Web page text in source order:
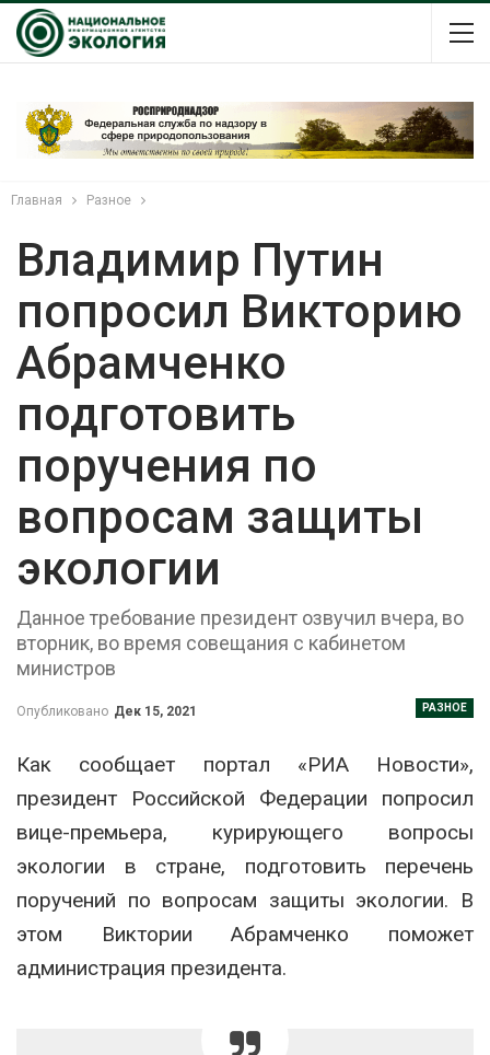
Главная Разное
Владимир Путин
попросил Викторию
Абрамченко
подготовить
поручения по
вопросам защиты
экологии
Данное требование президент озвучил вчера, во
вторник, во время совещания с кабинетом
министров
РАЗНОЕ
Опубликовано Дек 15, 2021
Как сообщает портал «РИА Новости»,
президент Российской Федерации попросил
вице-премьера, курирующего вопросы
экологии в стране, подготовить перечень
поручений по вопросам защиты экологии. В
этом Виктории Абрамченко поможет
администрация президента.